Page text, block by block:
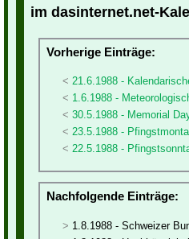
im dasinternet.net-
Vorherige Einträge:
21.6.1988 -
1.6.1988 -
30.5.1988 - Memorial
23.5.1988 -
22.5.1988 -
Nachfolgende Einträge:
1.8.1988 - Schweizer